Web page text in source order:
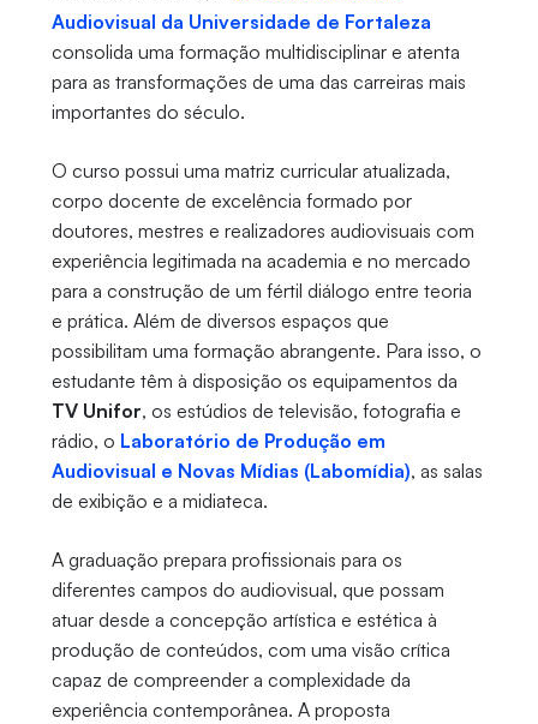
Audiovisual da Universidade de Fortaleza
consolida uma formação multidisciplinar e atenta
para as transformações de uma das carreiras mais
importantes do século.
O curso possui uma matriz curricular atualizada,
corpo docente de excelência formado por
doutores, mestres e realizadores audiovisuais com
experiência legitimada na academia e no mercado
para a construção de um fértil diálogo entre teoria
e prática. Além de diversos espaços que
possibilitam uma formação abrangente. Para isso, o
estudante têm à disposição os equipamentos da
TV Unifor, os estúdios de televisão, fotografia e
rádio, o Laboratório de Produção em
Audiovisual e Novas Mídias (Labomídia), as salas
de exibição e a midiateca.
A graduação prepara profissionais para os
diferentes campos do audiovisual, que possam
atuar desde a concepção artística e estética à
produção de conteúdos, com uma visão crítica
capaz de compreender a complexidade da
experiência contemporânea. A proposta